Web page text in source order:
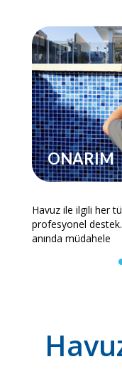
ONARIM
Havuz ile ilgili her
profesyonel
anında müdahele